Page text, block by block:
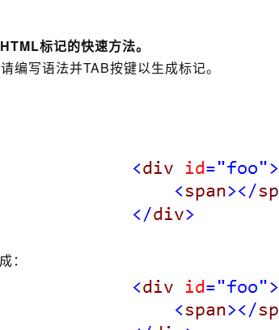
标记的快速方法。
编写语法并TAB按键以生成标记。
：